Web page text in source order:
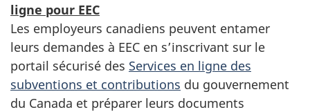
ligne pour EEC
Les employeurs canadiens peuvent entamer
leurs demandes à EEC en s’inscrivant sur le
portail sécurisé des Services en ligne des
subventions et contributions du gouvernement
du Canada et préparer leurs documents